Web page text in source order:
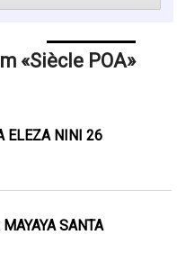
Siècle POA
ELEZA NINI 26
SANTA